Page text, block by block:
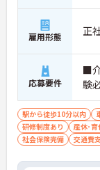
雇用形態 正
応募要件
■
験
駅から徒歩10分以内
研修制度あり
産休･育
社会保険完備
交通費